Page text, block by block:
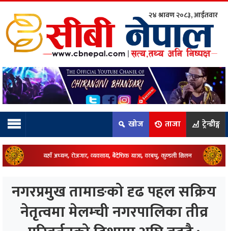
टिम:
२४ श्रावण २०८३, आईतवार
खोज ताजा ट्रेन्डीङ्ग
नगरप्रमुख तामाङको दृढ पहल सक्रिय
नेतृत्वमा मेलम्ची नगरपालिका तीव्र